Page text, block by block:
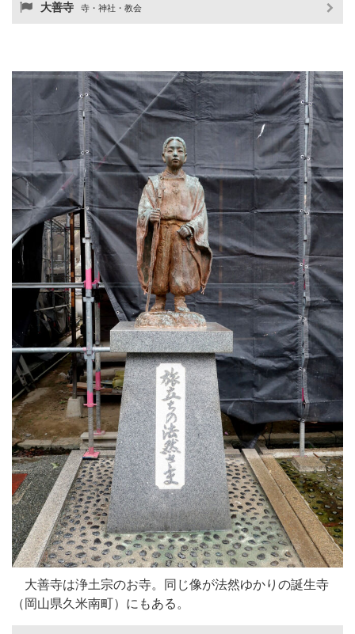
大善寺 寺・神社・教会
大善寺は浄土宗のお寺。同じ像が法然ゆかりの誕生寺
（岡山県久米南町）にもある。